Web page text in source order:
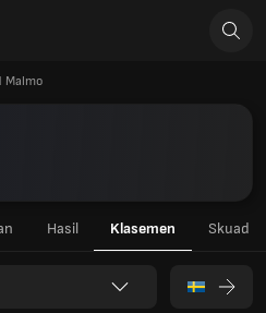
Malmo
Hasil Klasemen Skuad